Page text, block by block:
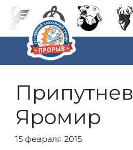
Припутнев
Яромир
15 февраля 2015